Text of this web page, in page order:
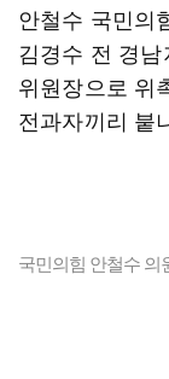
안철수 국민의
김경수 전 경
위원장으로 위
전과자끼리 붙
국민의힘 안철수 의